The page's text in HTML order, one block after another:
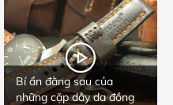
Bí ẩn đằng sau của
những cặp dây da đồng